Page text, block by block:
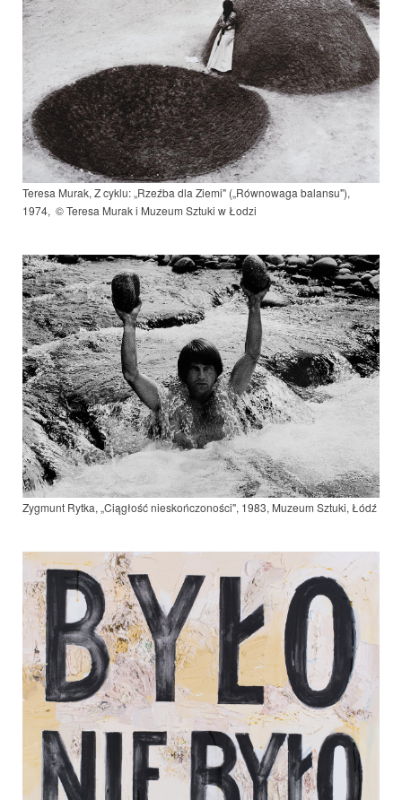
Teresa Murak, Z cyklu: „Rzeźba dla Ziemi" („Równowaga balansu"),
1974, © Teresa Murak i Muzeum Sztuki w Łodzi
Zygmunt Rytka, „Ciągłość nieskończoności", 1983, Muzeum Sztuki, Łódź